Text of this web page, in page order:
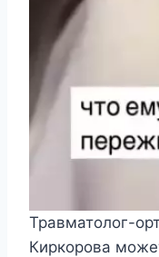
Травматолог-
Киркорова